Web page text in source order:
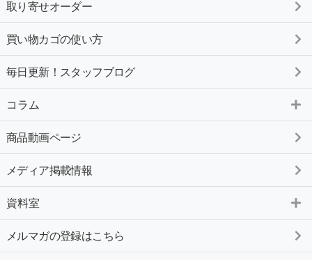
取り寄せオーダー
買い物カゴの使い方
毎日更新！スタッフブログ
コラム
商品動画ページ
メディア掲載情報
資料室
メルマガの登録はこちら